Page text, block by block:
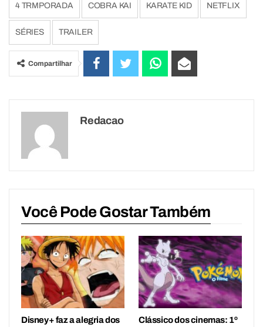
4 TRMPORADA COBRA KAI KARATE KID NETFLIX
SÉRIES TRAILER
Compartilhar
Redacao
Você Pode Gostar Também
Disney+ faz a alegria dos
Clássico dos cinemas: 1º